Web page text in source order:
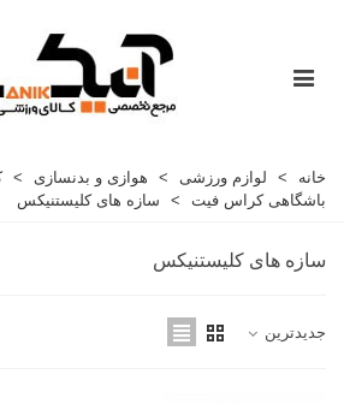
خانه > لوازم ورزشی > هوازی و بدنسازی >
باشگاهی کراس فیت
> سازه های کلیستنیکس
سازه های کلیستنیکس
جدیدترین